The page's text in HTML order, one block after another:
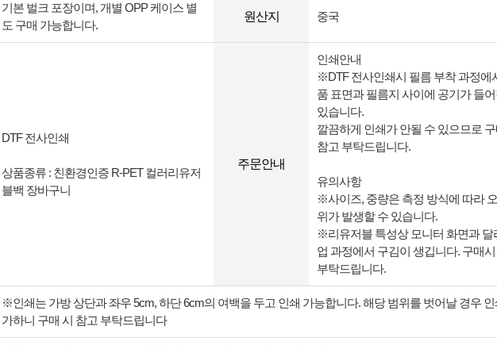
기본 벌크 포장이며, 개별 OPP 케이스 별
도 구매 가능합니다.
원산지 중국
DTF 전사인쇄
상품종류 : 친환경인증 R-PET 컬러리유저
블백 장바구니
주문안내
인쇄안내
※DTF 전사인쇄시 필름 부착 과정에
품 표면과 필름지 사이에 공기가 들
있습니다.
깔끔하게 인쇄가 안될 수 있으므로
참고 부탁드립니다.
유의사항
※사이즈, 중량은 측정 방식에 따라
위가 발생할 수 있습니다.
※리유저블 특성상 모니터 화면과 달
업 과정에서 구김이 생깁니다. 구매
부탁드립니다.
※인쇄는 가방 상단과 좌우 5cm, 하단 6cm의 여백을 두고 인쇄 가능합니다. 해당 범위를 벗어날 경우 인
가하니 구매 시 참고 부탁드립니다